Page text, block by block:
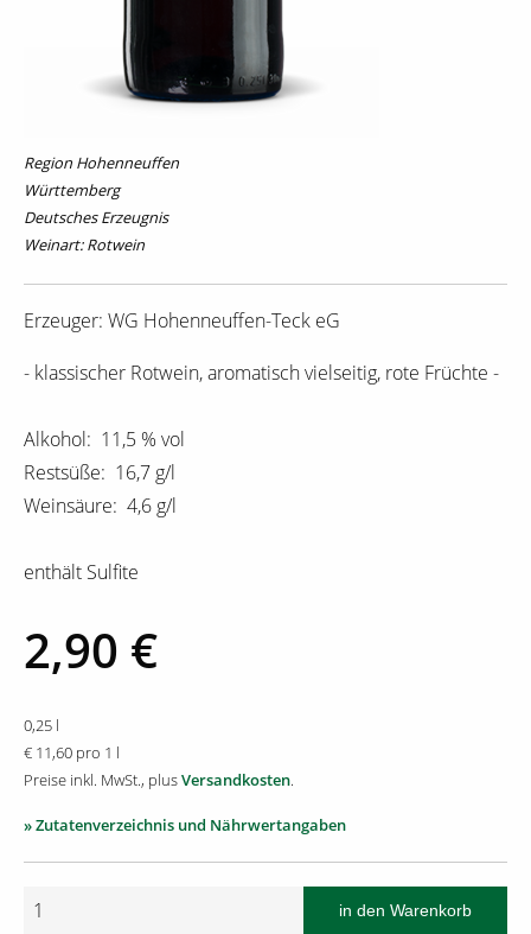
Region Hohenneuffen
Württemberg
Deutsches Erzeugnis
Weinart: Rotwein
Erzeuger: WG Hohenneuffen-Teck eG
- klassischer Rotwein, aromatisch vielseitig, rote Früchte -
Alkohol: 11,5 % vol
Restsüße: 16,7 g/l
Weinsäure: 4,6 g/l
enthält Sulfite
2,90 €
0,25 l
€ 11,60 pro 1 l
Preise inkl. MwSt., plusVersandkosten.
» Zutatenverzeichnis und Nährwertangaben